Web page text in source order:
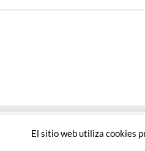
El sitio web utiliza cookies